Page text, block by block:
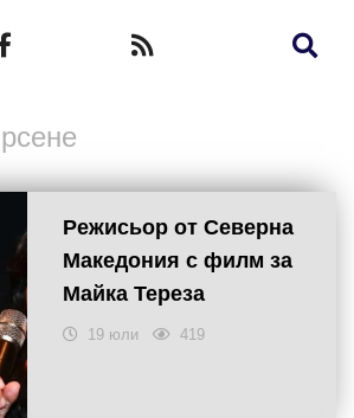
Режисьор от Северна
Македония с филм за
Майка Тереза
19 юли 419